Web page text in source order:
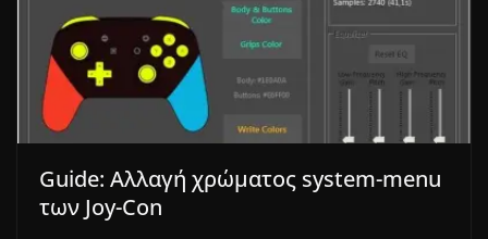
Guide: Αλλαγή χρώματος system-menu
των Joy-Con